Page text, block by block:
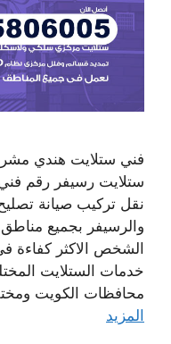
فني ستلايت هندي
نقل تركيب صيانة
والرسيفر بجميع
الشخص الاكثر كفاءة
خدمات الستلايت
محافظات الكويت
المزيد